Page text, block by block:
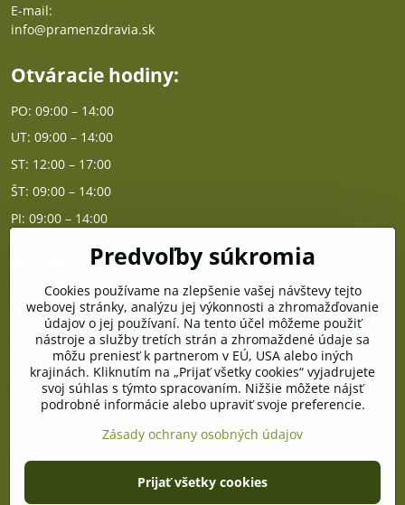
E-mail:
info@pramenzdravia.sk
Otváracie hodiny:
PO: 09:00 – 14:00
UT: 09:00 – 14:00
ST: 12:00 – 17:00
ŠT: 09:00 – 14:00
PI: 09:00 – 14:00
PO - PIA od 10:00 do 14:00
Telefón poradňa:
+421 903 996 513
E-mail:
poradna@pramenzdravia.sk
©2026Copyright
Predvoľby súkromiaZásady ochrany osobných údajov
Predvoľby súkromia
Cookies používame na zlepšenie vašej návštevy tejto
webovej stránky, analýzu jej výkonnosti a zhromažďovanie
údajov o jej používaní. Na tento účel môžeme použiť
nástroje a služby tretích strán a zhromaždené údaje sa
môžu preniesť k partnerom v EÚ, USA alebo iných
krajinách. Kliknutím na „Prijať všetky cookies“ vyjadrujete
svoj súhlas s týmto spracovaním. Nižšie môžete nájsť
podrobné informácie alebo upraviť svoje preferencie.
Zásady ochrany osobných údajov
Prijať všetky cookies